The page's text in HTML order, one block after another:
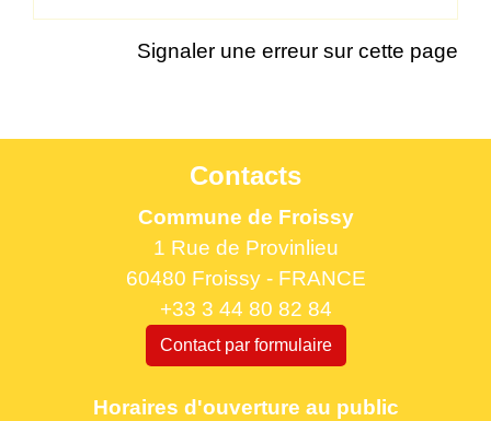
Signaler une erreur sur cette page
Contacts
Commune de Froissy
1 Rue de Provinlieu
60480 Froissy - FRANCE
+33 3 44 80 82 84
Contact par formulaire
Horaires d'ouverture au public